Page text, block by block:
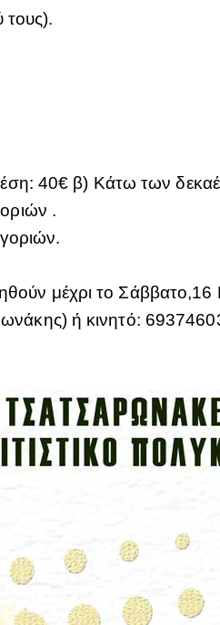
τους).
40€ β) Κάτω των
.
μέχρι το
ή κινητό: